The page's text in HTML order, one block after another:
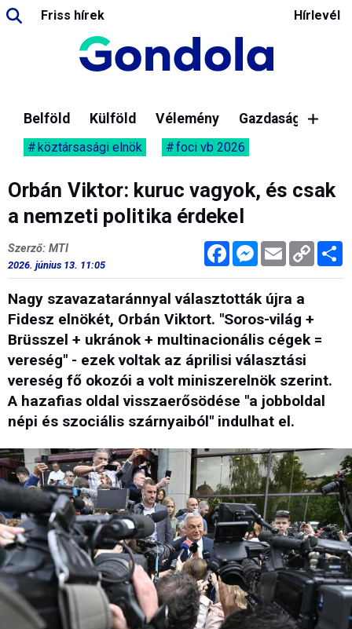
Friss hírek Hírlevél
Belföld Külföld Vélemény Gazdaság
köztársasági elnök foci vb 2026
Orbán Viktor: kuruc vagyok, és csak
a nemzeti politika érdekel
FacebookMessenger
Email Copy
Link
Szerző: MTI
2026. június 13. 11:05
Nagy szavazataránnyal választották újra a
Fidesz elnökét, Orbán Viktort. "Soros-világ +
Brüsszel + ukránok + multinacionális cégek =
vereség" - ezek voltak az áprilisi választási
vereség fő okozói a volt miniszerelnök szerint.
A hazafias oldal visszaerősödése "a jobboldal
népi és szociális szárnyaiból" indulhat el.